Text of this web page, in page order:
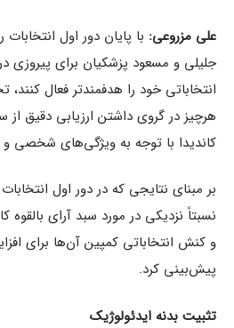
علی مزروعی: با پایان دور اول
جلیلی و مسعود پزشکیان برای پیروزی
انتخاباتی خود را هدفمند‌تر فعال
هرچیز در گروی داشتن ارزیابی دقیق
کاندیدا با توجه به ویژگی‌های
بر مبنای نتایجی که در دور اول
نسبتاً نزدیکی در مورد سبد آرای بالقوه
و کنش انتخاباتی کمپین‌ آن‌ها برای
پیش‌بینی کرد.
تثبیت بدنه ایدئولوژیک